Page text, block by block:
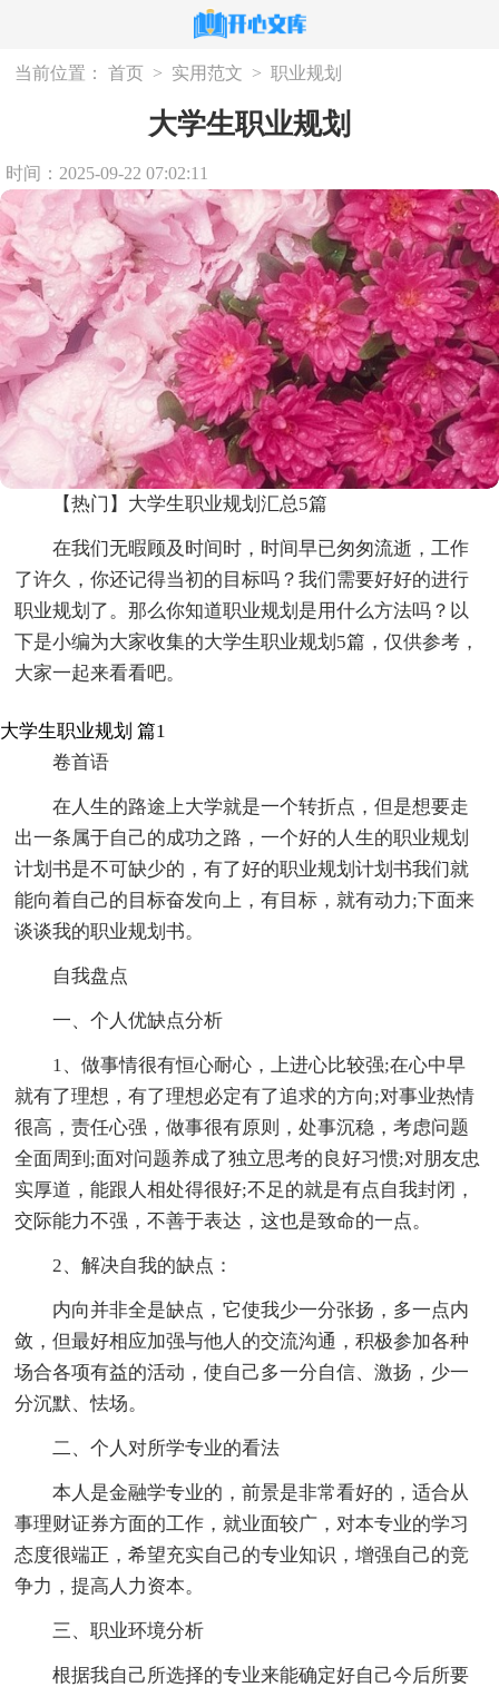
当前位置： 首页 > 实用范文 > 职业规划
大学生职业规划
时间：2025-09-22 07:02:11
【热门】大学生职业规划汇总5篇
在我们无暇顾及时间时，时间早已匆匆流逝，工作
了许久，你还记得当初的目标吗？我们需要好好的进行
职业规划了。那么你知道职业规划是用什么方法吗？以
下是小编为大家收集的大学生职业规划5篇，仅供参考，
大家一起来看看吧。
大学生职业规划 篇1
卷首语
在人生的路途上大学就是一个转折点，但是想要走
出一条属于自己的成功之路，一个好的人生的职业规划
计划书是不可缺少的，有了好的职业规划计划书我们就
能向着自己的目标奋发向上，有目标，就有动力;下面来
谈谈我的职业规划书。
自我盘点
一、个人优缺点分析
1、做事情很有恒心耐心，上进心比较强;在心中早
就有了理想，有了理想必定有了追求的方向;对事业热情
很高，责任心强，做事很有原则，处事沉稳，考虑问题
全面周到;面对问题养成了独立思考的良好习惯;对朋友忠
实厚道，能跟人相处得很好;不足的就是有点自我封闭，
交际能力不强，不善于表达，这也是致命的一点。
2、解决自我的缺点：
内向并非全是缺点，它使我少一分张扬，多一点内
敛，但最好相应加强与他人的交流沟通，积极参加各种
场合各项有益的活动，使自己多一分自信、激扬，少一
分沉默、怯场。
二、个人对所学专业的看法
本人是金融学专业的，前景是非常看好的，适合从
事理财证券方面的工作，就业面较广，对本专业的学习
态度很端正，希望充实自己的专业知识，增强自己的竞
争力，提高人力资本。
三、职业环境分析
根据我自己所选择的专业来能确定好自己今后所要